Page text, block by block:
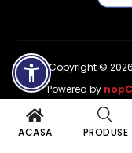
ACASA PRODUSE
Copyright ©
Powered by